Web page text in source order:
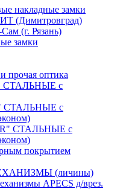
накладные замки
(Димитровград)
(г. Рязань)
замки
прочая оптика
СТАЛЬНЫЕ с
СТАЛЬНЫЕ с
СТАЛЬНЫЕ с
покрытием
(личины)
APECS д/врез.